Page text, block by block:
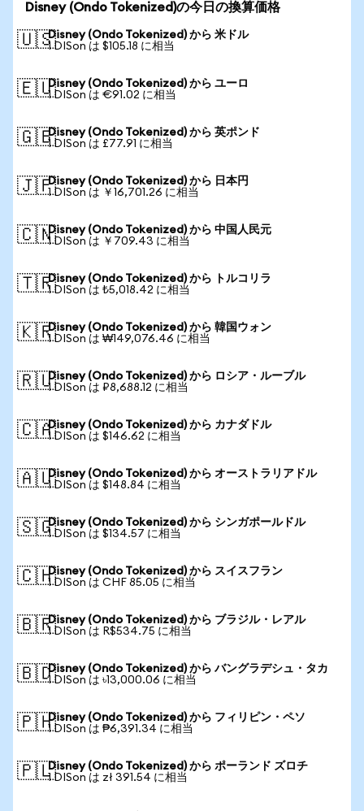
Disney (Ondo Tokenized)の今日の換算価格
🇺🇸Disney (Ondo Tokenized) から 米ドル
1 DISon は $105.18 に相当
🇪🇺Disney (Ondo Tokenized) から ユーロ
1 DISon は €91.02 に相当
🇬🇧Disney (Ondo Tokenized) から 英ポンド
1 DISon は £77.91 に相当
🇯🇵Disney (Ondo Tokenized) から 日本円
1 DISon は ￥16,701.26 に相当
🇨🇳Disney (Ondo Tokenized) から 中国人民元
1 DISon は ￥709.43 に相当
🇹🇷Disney (Ondo Tokenized) から トルコリラ
1 DISon は ₺5,018.42 に相当
🇰🇷Disney (Ondo Tokenized) から 韓国ウォン
1 DISon は ₩149,076.46 に相当
🇷🇺Disney (Ondo Tokenized) から ロシア・ルーブル
1 DISon は ₽8,688.12 に相当
🇨🇦Disney (Ondo Tokenized) から カナダドル
1 DISon は $146.62 に相当
🇦🇺Disney (Ondo Tokenized) から オーストラリアドル
1 DISon は $148.84 に相当
🇸🇬Disney (Ondo Tokenized) から シンガポールドル
1 DISon は $134.57 に相当
🇨🇭Disney (Ondo Tokenized) から スイスフラン
1 DISon は CHF 85.05 に相当
🇧🇷Disney (Ondo Tokenized) から ブラジル・レアル
1 DISon は R$534.75 に相当
🇧🇩Disney (Ondo Tokenized) から バングラデシュ・タカ
1 DISon は ৳13,000.06 に相当
🇵🇭Disney (Ondo Tokenized) から フィリピン・ペソ
1 DISon は ₱6,391.34 に相当
🇵🇱Disney (Ondo Tokenized) から ポーランド ズロチ
1 DISon は zł 391.54 に相当